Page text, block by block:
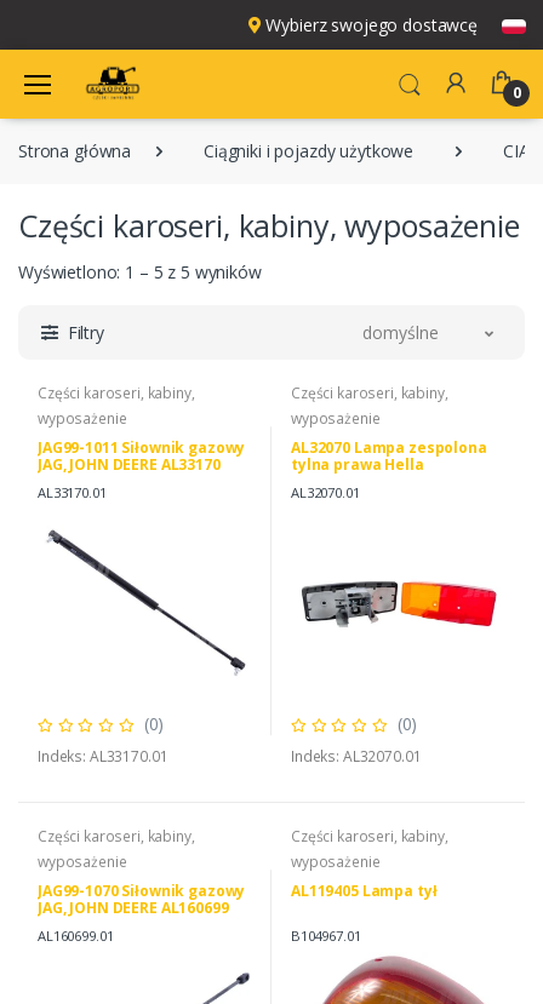
Wybierz swojego dostawcę
0
Strona główna Ciągniki i pojazdy użytkowe
Części karoseri, kabiny, wyposażenie
Wyświetlono: 1 – 5 z 5 wyników
Filtry domyślne
Części karoseri, kabiny,
wyposażenie
JAG99-1011 Siłownik gazowy
JAG, JOHN DEERE AL33170
AL33170.01
(0)
Indeks: AL33170.01
Części karoseri, kabiny,
wyposażenie
AL32070 Lampa zespolona
tylna prawa Hella
AL32070.01
(0)
Indeks: AL32070.01
Części karoseri, kabiny,
wyposażenie
JAG99-1070 Siłownik gazowy
JAG, JOHN DEERE AL160699
AL160699.01
Części karoseri, kabiny,
wyposażenie
AL119405 Lampa tył
B104967.01